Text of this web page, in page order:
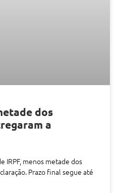
dos
a
IRPF, menos metade dos
Prazo final segue até